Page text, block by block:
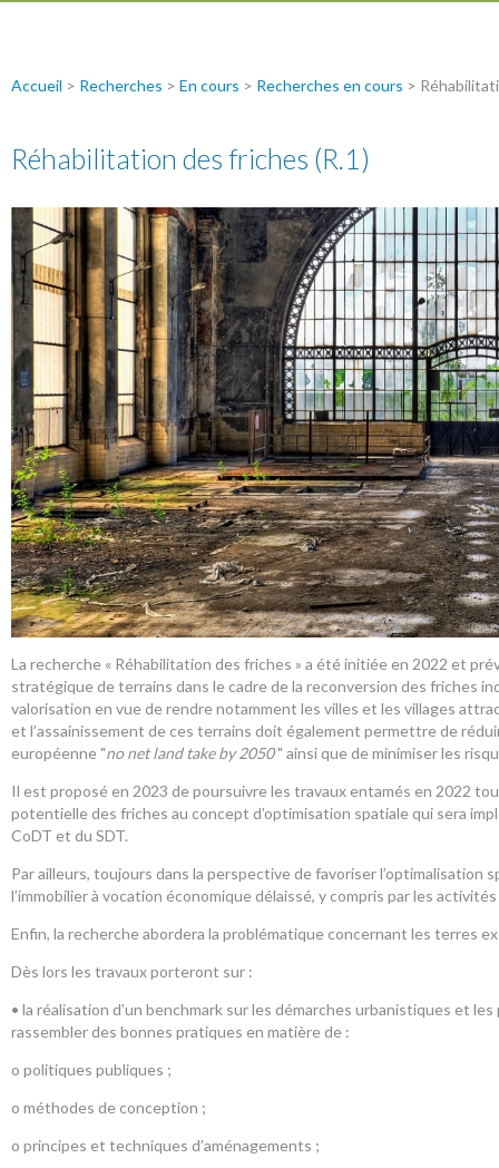
Accueil > Recherches > En cours > Recherches en cours >
Réhabilitation des friches (R.1)
La recherche « Réhabilitation des friches » a été initiée en 2022 et
stratégique de terrains dans le cadre de la reconversion des friches
valorisation en vue de rendre notamment les villes et les villages
et l’assainissement de ces terrains doit également permettre de
européenne "no net land take by 2050" ainsi que de minimiser les
Il est proposé en 2023 de poursuivre les travaux entamés en 2022
potentielle des friches au concept d’optimisation spatiale qui sera
CoDT et du SDT.
Par ailleurs, toujours dans la perspective de favoriser l’optimalisation
l’immobilier à vocation économique délaissé, y compris par les
Enfin, la recherche abordera la problématique concernant les terres
Dès lors les travaux porteront sur :
• la réalisation d’un benchmark sur les démarches urbanistiques et
rassembler des bonnes pratiques en matière de :
o politiques publiques ;
o méthodes de conception ;
o principes et techniques d’aménagements ;